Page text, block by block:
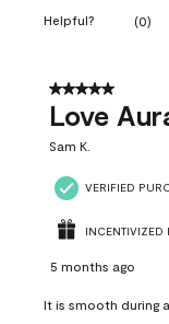
Helpful? (0)
5 out of 5 stars.
Love
Sam K.
VERIFIED
INCENTIVIZED
5 months ago
It is smooth during